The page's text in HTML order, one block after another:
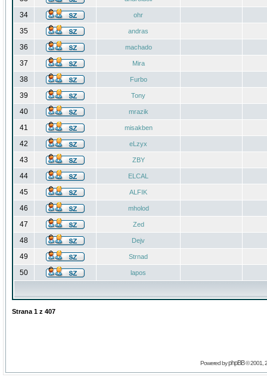
34 ohr
35 andras
36 machado
37 Mira
38 Furbo
39 Tony
40 mrazik
41 misakben
42 eLzyx
43 ZBY
44 ELCAL
45 ALFIK
46 mholod
47 Zed
48 Dejv
49 Strnad
50 lapos
Strana 1 z 407
Powered byphpBB© 2001,